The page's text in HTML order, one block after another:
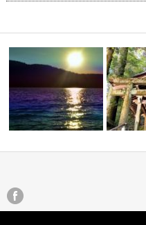
龍とのコミュニケーション方法